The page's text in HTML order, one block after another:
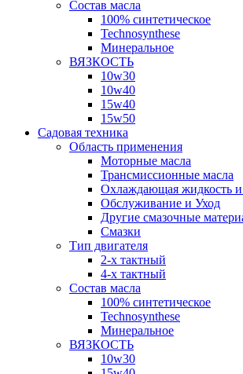
Состав масла
100% синтетическое
Technosynthese
Минеральное
ВЯЗКОСТЬ
10w30
10w40
15w40
15w50
Садовая техника
Область применения
Моторные масла
Трансмиссионные масла
Охлаждающая жидкость
Обслуживание и Уход
Другие смазочные
Смазки
Тип двигателя
2-х тактный
4-х тактный
Состав масла
100% синтетическое
Technosynthese
Минеральное
ВЯЗКОСТЬ
10w30